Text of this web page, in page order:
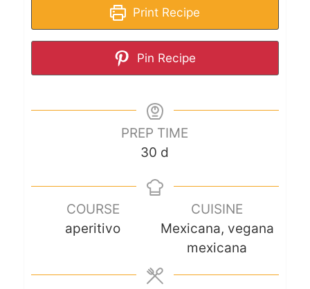
Print Recipe
Pin Recipe
PREP TIME
30 d
COURSE
aperitivo
CUISINE
Mexicana, vegana
mexicana